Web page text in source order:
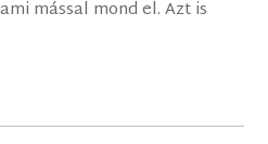
mással mond el. Azt is